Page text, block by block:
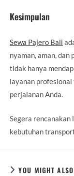
Kesimpulan
Sewa Pajero Bali
nyaman, aman,
tidak hanya
layanan
perjalanan Anda.
Segera
kebutuhan
YOU MIGHT